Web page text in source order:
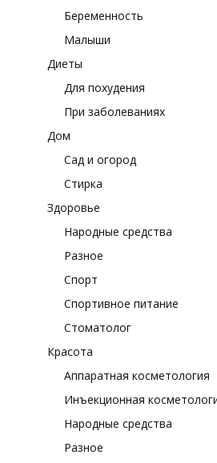
Беременность
Малыши
Диеты
Для похудения
При заболеваниях
Дом
Сад и огород
Стирка
Здоровье
Народные средства
Разное
Спорт
Спортивное питание
Стоматолог
Красота
Аппаратная косметология
Инъекционная
Народные средства
Разное